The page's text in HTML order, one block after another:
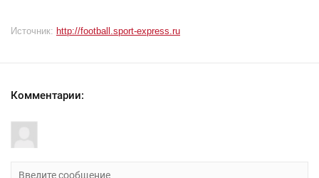
Источник: http://football.sport-express.ru
Комментарии: